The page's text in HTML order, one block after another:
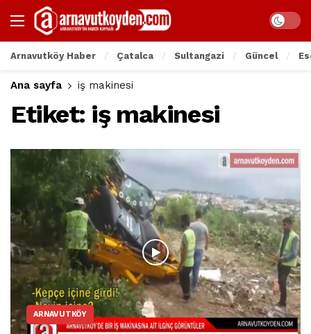
Arnavutköy Haber Çatalca Sultangazi Güncel
Ana sayfa iş makinesi
Etiket: iş makinesi
ARNAVUTKÖY